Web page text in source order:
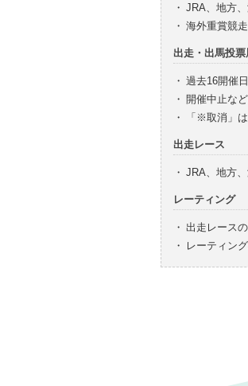
・ JRA、地方
・ 海外重賞競
出走・出馬投票
・ 過去16開催
・ 開催中止な
・
「※取消」
出走レース
・ JRA、地方
レーティング
・ 出走レース
・
レーティン